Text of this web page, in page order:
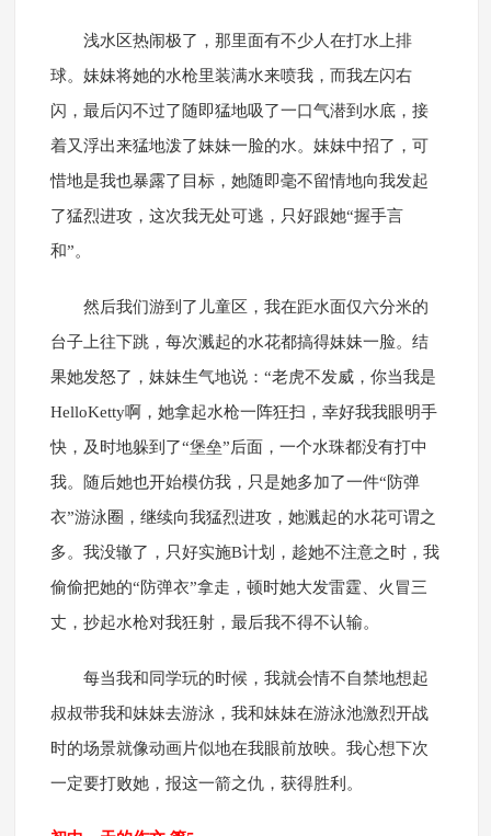
浅水区热闹极了，那里面有不少人在打水上排
球。妹妹将她的水枪里装满水来喷我，而我左闪右
闪，最后闪不过了随即猛地吸了一口气潜到水底，接
着又浮出来猛地泼了妹妹一脸的水。妹妹中招了，可
惜地是我也暴露了目标，她随即毫不留情地向我发起
了猛烈进攻，这次我无处可逃，只好跟她“握手言
和”。
然后我们游到了儿童区，我在距水面仅六分米的
台子上往下跳，每次溅起的水花都搞得妹妹一脸。结
果她发怒了，妹妹生气地说：“老虎不发威，你当我是
HelloKetty啊，她拿起水枪一阵狂扫，幸好我我眼明手
快，及时地躲到了“堡垒”后面，一个水珠都没有打中
我。随后她也开始模仿我，只是她多加了一件“防弹
衣”游泳圈，继续向我猛烈进攻，她溅起的水花可谓之
多。我没辙了，只好实施B计划，趁她不注意之时，我
偷偷把她的“防弹衣”拿走，顿时她大发雷霆、火冒三
丈，抄起水枪对我狂射，最后我不得不认输。
每当我和同学玩的时候，我就会情不自禁地想起
叔叔带我和妹妹去游泳，我和妹妹在游泳池激烈开战
时的场景就像动画片似地在我眼前放映。我心想下次
一定要打败她，报这一箭之仇，获得胜利。